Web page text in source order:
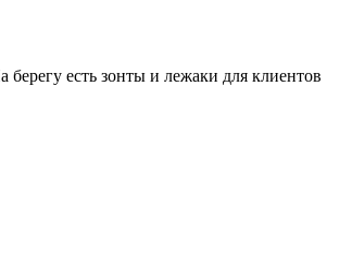
есть зонты и лежаки для клиентов